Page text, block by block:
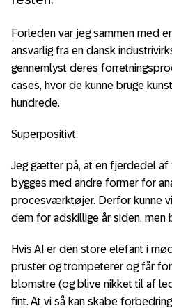
Forleden var jeg sammen med
ansvarlig fra en dansk
gennemlyst deres
cases, hvor de kunne bruge
hundrede.
Superpositivt.
Jeg gætter på, at en fjerdedel af
bygges med andre former for
procesværktøjer. Derfor kunne
dem for adskillige år siden, men
Hvis AI er den store elefant i
pruster og trompeterer og får
blomstre (og blive nikket til af
fint. At vi så kan skabe